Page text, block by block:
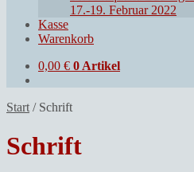
17.-19. Februar 2022
Kasse
Warenkorb
0,00 € 0 Artikel
Start / Schrift
Schrift